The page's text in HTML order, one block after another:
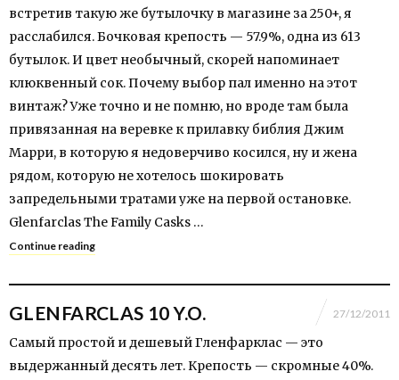
встретив такую же бутылочку в магазине за 250+, я
расслабился. Бочковая крепость — 57.9%, одна из 613
бутылок. И цвет необычный, скорей напоминает
клюквенный сок. Почему выбор пал именно на этот
винтаж? Уже точно и не помню, но вроде там была
привязанная на веревке к прилавку библия Джим
Марри, в которую я недоверчиво косился, ну и жена
рядом, которую не хотелось шокировать
запредельными тратами уже на первой остановке.
Glenfarclas The Family Casks …
Continue reading
GLENFARCLAS 10 Y.O. 27/12/2011
Самый простой и дешевый Гленфарклас — это
выдержанный десять лет. Крепость — скромные 40%.